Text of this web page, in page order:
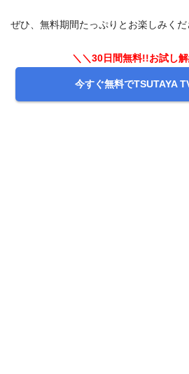
ぜひ、無料期間たっぷりとお楽しみくだ
＼＼30日間無料!!お試し
今すぐ無料でTSUTAYA